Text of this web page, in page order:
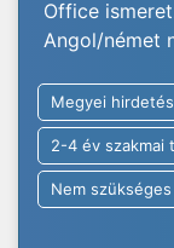
Office
Angol/német
Megyei hirdetés
2-4 év szakmai
Nem